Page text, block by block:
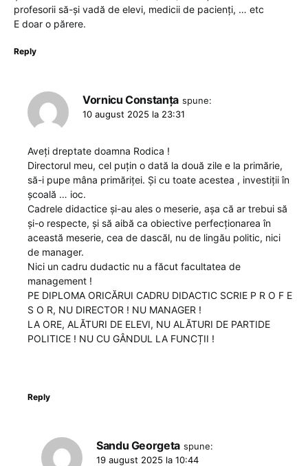
profesorii să-și vadă de elevi, medicii de pacienți, … etc
E doar o părere.
Reply
Vornicu Constanța spune:
10 august 2025 la 23:31
Aveți dreptate doamna Rodica !
Directorul meu, cel puțin o dată la două zile e la primărie,
să-i pupe mâna primăriței. Și cu toate acestea , investiții în
școală … ioc.
Cadrele didactice și-au ales o meserie, așa că ar trebui să
și-o respecte, și să aibă ca obiective perfecționarea în
această meserie, cea de dascăl, nu de lingău politic, nici
de manager.
Nici un cadru dudactic nu a făcut facultatea de
management !
PE DIPLOMA ORICĂRUI CADRU DIDACTIC SCRIE P R O F E
S O R, NU DIRECTOR ! NU MANAGER !
LA ORE, ALĂTURI DE ELEVI, NU ALĂTURI DE PARTIDE
POLITICE ! NU CU GÂNDUL LA FUNCȚII !
Reply
Sandu Georgeta spune:
19 august 2025 la 10:44